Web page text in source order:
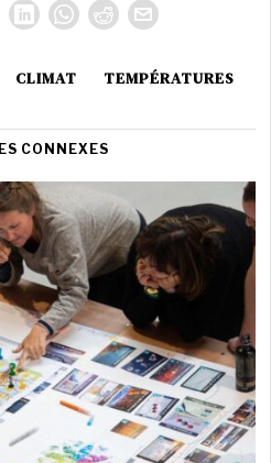
CLIMAT TEMPÉRATURES
CONNEXES